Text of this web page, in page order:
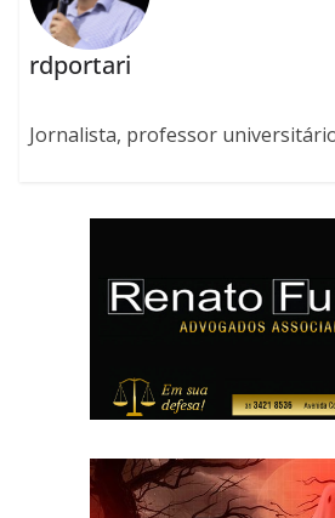
rdportari
Jornalista, professor